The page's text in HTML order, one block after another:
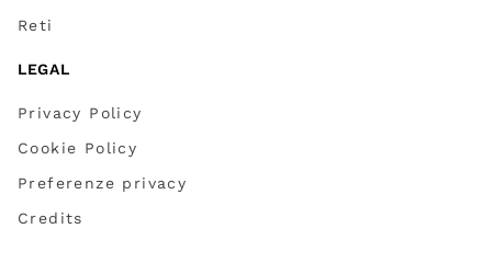
Reti
LEGAL
Privacy Policy
Cookie Policy
Preferenze privacy
Credits